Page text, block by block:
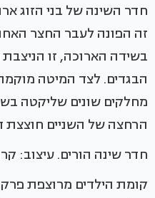
חדר השינה של בני הזוג
זה הפונה לעבר החצר
בשידה הארוכה, זו
הבגדים. לצד המיטה
מחלקים שונים שליקטה
הרחצה של השניים חוצצת
חדר שינה הורים. עיצוב:
קומת הילדים מרוצפת